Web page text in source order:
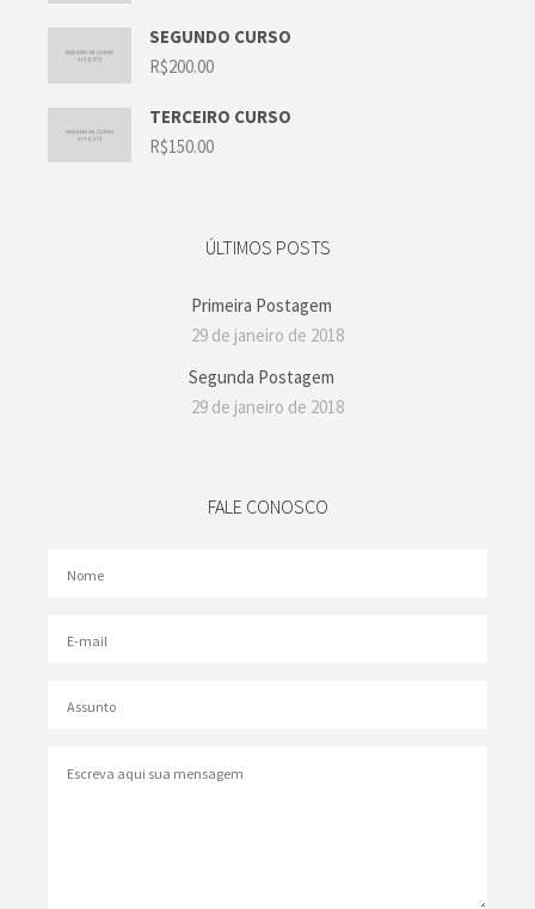
SEGUNDO CURSO
R$200.00
TERCEIRO CURSO
R$150.00
ÚLTIMOS POSTS
Primeira Postagem
29 de janeiro de 2018
Segunda Postagem
29 de janeiro de 2018
FALE CONOSCO